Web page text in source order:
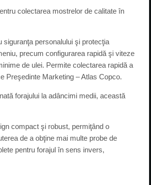
colectarea mostrelor de calitate în
personalului şi protecţia
precum configurarea rapidă şi viteze
de ulei. Permite colectarea rapidă a
Preşedinte Marketing – Atlas Copco.
forajului la adâncimi medii, această
compact şi robust, permiţând o
de a obţine mai multe probe de
pentru forajul în sens invers,